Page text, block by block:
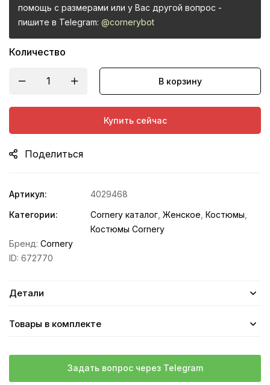
помощь с размерами или у Вас другой вопрос -
пишите в Telegram: @cornerybot
Количество
В корзину
Купить сейчас
Поделиться
Артикул:
4029468
Категории:
Cornery каталог Женское Костюмы
Костюмы Cornery
Бренд: Cornery
ID: 672770
Детали
Товары в комплекте
Задать вопрос через Telegram